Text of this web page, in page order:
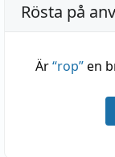
Rösta på
Är“rop”en